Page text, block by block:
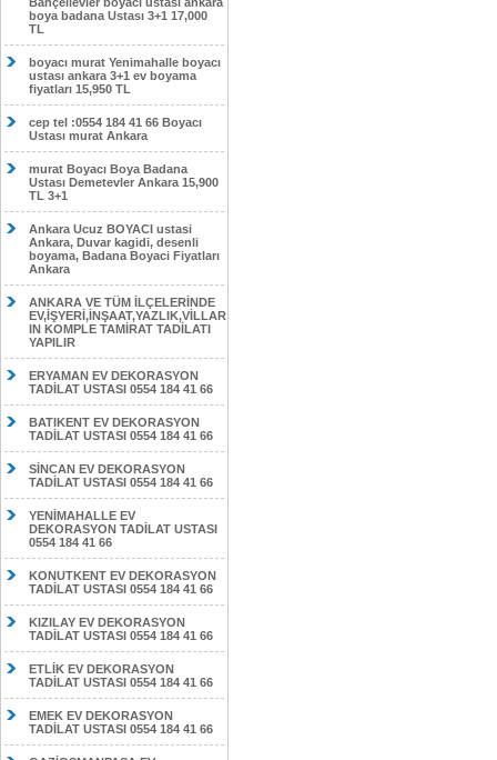
boya badana Ustası 3+1 17,000
TL
boyacı murat Yenimahalle boyacı
ustası ankara 3+1 ev boyama
fiyatları 15,950 TL
cep tel :0554 184 41 66 Boyacı
Ustası murat Ankara
murat Boyacı Boya Badana
Ustası Demetevler Ankara 15,900
TL 3+1
Ankara Ucuz BOYACI ustasi
Ankara, Duvar kagidi, desenli
boyama, Badana Boyaci Fiyatları
Ankara
ANKARA VE TÜM İLÇELERİNDE
EV,İŞYERİ,İNŞAAT,YAZLIK,VİLLAR
IN KOMPLE TAMİRAT TADİLATI
YAPILIR
ERYAMAN EV DEKORASYON
TADİLAT USTASI 0554 184 41 66
BATIKENT EV DEKORASYON
TADİLAT USTASI 0554 184 41 66
SİNCAN EV DEKORASYON
TADİLAT USTASI 0554 184 41 66
YENİMAHALLE EV
DEKORASYON TADİLAT USTASI
0554 184 41 66
KONUTKENT EV DEKORASYON
TADİLAT USTASI 0554 184 41 66
KIZILAY EV DEKORASYON
TADİLAT USTASI 0554 184 41 66
ETLİK EV DEKORASYON
TADİLAT USTASI 0554 184 41 66
EMEK EV DEKORASYON
TADİLAT USTASI 0554 184 41 66